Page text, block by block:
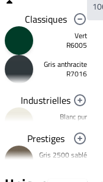
Classiques
Vert
R6005
Gris anthracite
R7016
Industrielles
Blanc pur
Noir foncé
R9005
Prestiges
Gris 2500 sablé
Votre
liste
souhaits
Un
produit
Créer
nouvelle